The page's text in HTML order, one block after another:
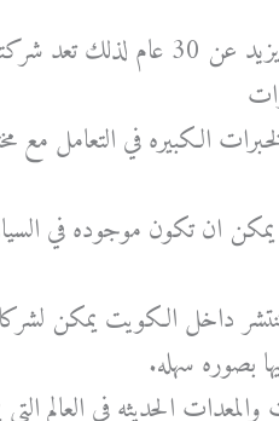
العمل في مجال اصلاح السيارات منذ ما يزيد عن
الكبيره في التعامل مع
يمكن ان تكون موجوده في
داخل الكويت يمكن
بصوره سهله.
الحديثه في العالم